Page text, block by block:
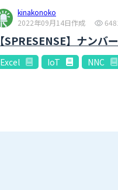
kinakonoko
2022年09月14日作成
【SPRESENSE】ナン
Excel IoT NNC